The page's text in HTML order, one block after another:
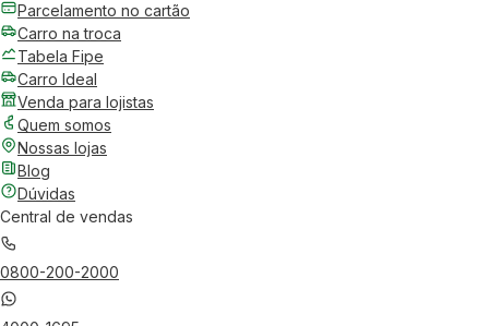
Parcelamento no cartão
Carro na troca
Tabela Fipe
Carro Ideal
Venda para lojistas
Quem somos
Nossas lojas
Blog
Dúvidas
Central de vendas
0800-200-2000